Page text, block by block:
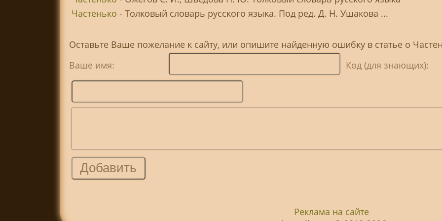
Частенько - Толковый словарь русского языка. Под ред. Д. Н. Ушакова ...
Оставьте Ваше пожелание к сайту, или опишите найденную ошибку в статье о
Ваше имя:
Код (для знающих):
Реклама на сайте